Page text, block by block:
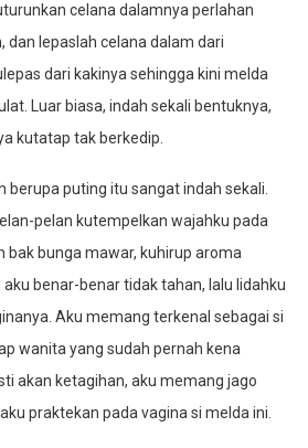
celana dalamnya perlahan
dan lepaslah celana dalam dari
dari kakinya sehingga kini melda
Luar biasa, indah sekali bentuknya,
kutatap tak berkedip.
berupa puting itu sangat indah sekali.
pelan kutempelkan wajahku pada
bak bunga mawar, kuhirup aroma
aku benar-benar tidak tahan, lalu lidahku
Aku memang terkenal sebagai si
wanita yang sudah pernah kena
akan ketagihan, aku memang jago
praktekan pada vagina si melda ini.